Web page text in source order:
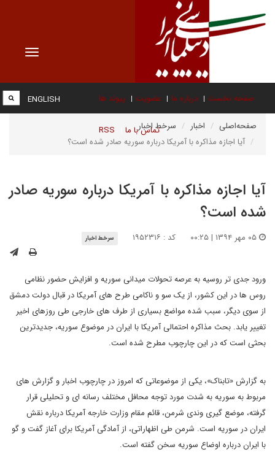
Toggle
صفحه نخست درباره ما عضویت پیوند ها
تماس با ما RSS
ENGLISH
صفحه‌اصلی اخبار
سرخط اخبار
آیا اجازه مذاکره با آمریکا درباره سوریه صادر شده است؟
آیا اجازه مذاکره با آمریکا درباره سوریه صادر
شده است؟
کد : ۱۹۵۲۳۱۶ سرخط اخبار
ورود جدی تر روسیه به عرصه تحولات میدانی سوریه و افزایش حضور نظامی
روس ها در این کشور، از یک سو و ناکامی طرح های آمریکا در قبال دولت دمشق
از سوی دیگر، سبب شده مواضع بسیاری از طرف های خارجی طی روزهای اخیر
تغییر یابد. بحث مذاکره احتمالی آمریکا با ایران در موضوع سوریه، جدیدترین
بحثی است که در این چارچوب مطرح شده است.
به گزارش «تابناک»، یکی از موضوعاتی که امروز در چارچوب اخبار و گزارش های
مربوط به سوریه به شدت مورد توجه محافل مختلف رسانه ای و تحلیلی قرار
گرفته، موضع گیری وندی شرمن، قائم مقام وزارت خارجه آمریکا درباره نقش
ایران در سوریه است. شرمن طی اظهاراتی، از آمادگی آمریکا برای آغاز گفت و گو
با ایران درباره اوضاع سوریه سخن گفته است.